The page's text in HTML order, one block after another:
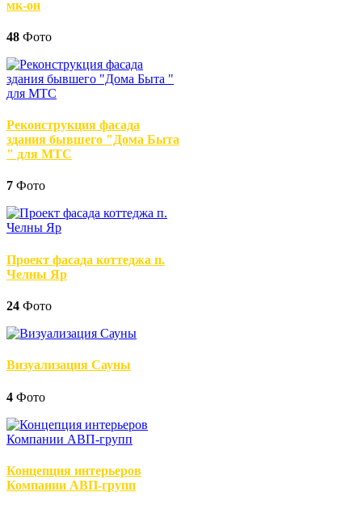
мк-он
48 Фото
Реконструкция фасада
здания бывшего "Дома Быта
" для МТС
7 Фото
Проект фасада коттеджа п.
Челны Яр
24 Фото
Визуализация Сауны
4 Фото
Концепция интерьеров
Компании АВП-групп